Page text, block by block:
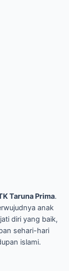
Taruna Prima.
anak
diri yang baik,
sehari-hari
islami.